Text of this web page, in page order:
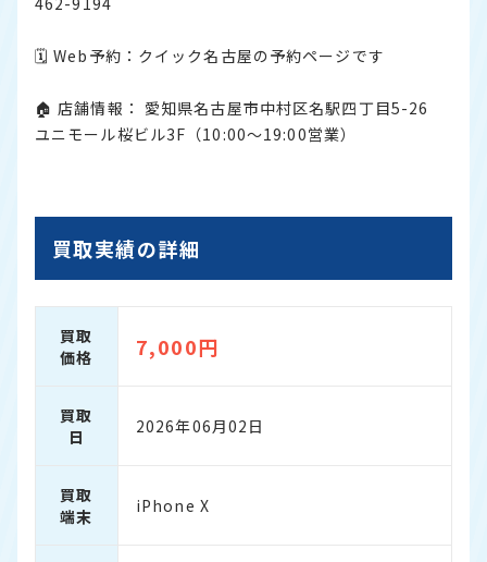
🗓 Web予約： クイック名古屋の予約ページです
🏠 店舗情報： 愛知県名古屋市中村区名駅四丁目5-26
ユニモール桜ビル3F（10:00〜19:00営業）
買取実績の詳細
買取
価格
7,000円
買取
日
2026年06月02日
買取
端末
iPhone X